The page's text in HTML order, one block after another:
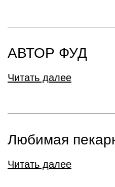
АВТОР ФУД
Читать далее
Любимая
Читать далее